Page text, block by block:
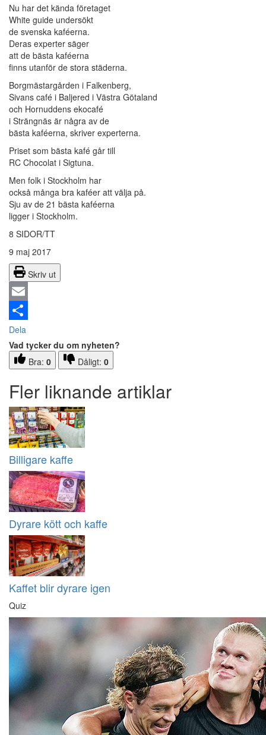
Nu har det kända företaget
White guide undersökt
de svenska kaféerna.
Deras experter säger
att de bästa kaféerna
finns utanför de stora städerna.
Borgmästargården i Falkenberg,
Sivans café i Baljered i Västra Götaland
och Hornuddens ekocafé
i Strängnäs är några av de
bästa kaféerna, skriver experterna.
Priset som bästa kafé går till
RC Chocolat i Sigtuna.
Men folk i Stockholm har
också många bra kaféer att välja på.
Sju av de 21 bästa kaféerna
ligger i Stockholm.
8 SIDOR/TT
9 maj 2017
Skriv ut
Email
Dela
Vad tycker du om nyheten?
Bra: 0 Dåligt: 0
Fler liknande artiklar
Billigare kaffe
Dyrare kött och kaffe
Kaffet blir dyrare igen
Quiz